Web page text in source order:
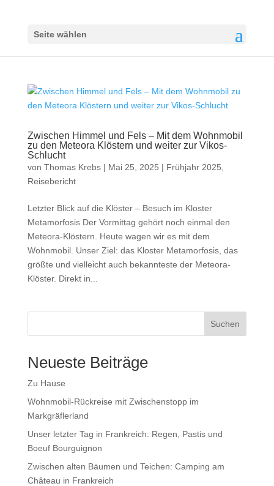
Seite wählen
Zwischen Himmel und Fels – Mit dem Wohnmobil
zu den Meteora Klöstern und weiter zur Vikos-
Schlucht
von Thomas Krebs| Mai 25, 2025 | Frühjahr 2025
Reisebericht
Letzter Blick auf die Klöster – Besuch im Kloster
Metamorfosis Der Vormittag gehört noch einmal den
Meteora-Klöstern. Heute wagen wir es mit dem
Wohnmobil. Unser Ziel: das Kloster Metamorfosis, das
größte und vielleicht auch bekannteste der Meteora-
Klöster. Direkt in...
Suchen
Neueste Beiträge
Zu Hause
Wohnmobil-Rückreise mit Zwischenstopp im
Markgräflerland
Unser letzter Tag in Frankreich: Regen, Pastis und
Boeuf Bourguignon
Zwischen alten Bäumen und Teichen: Camping am
Château in Frankreich